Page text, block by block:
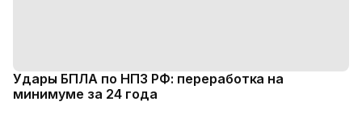
Удары БПЛА по НПЗ РФ: переработка на
минимуме за 24 года